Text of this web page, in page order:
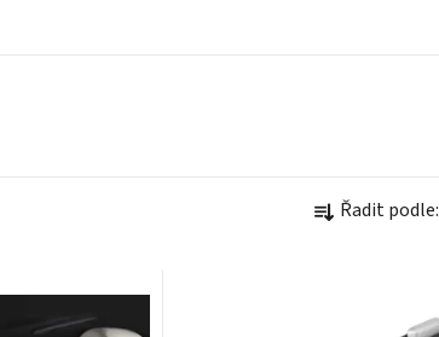
Ř Řadit podle: